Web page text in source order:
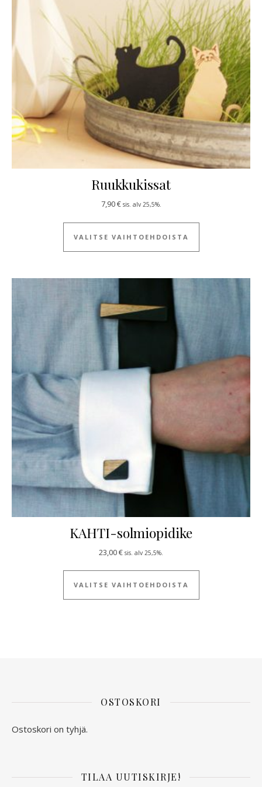
Ruukkukissat
7,90€ sis. alv 25,5%.
VALITSE VAIHTOEHDOISTA
Tällä tuotteella
KAHTI-solmiopidike
23,00€ sis. alv 25,5%.
VALITSE VAIHTOEHDOISTA
Tällä tuotteella
OSTOSKORI
Ostoskori on tyhjä.
TILAA UUTISKIRJE!